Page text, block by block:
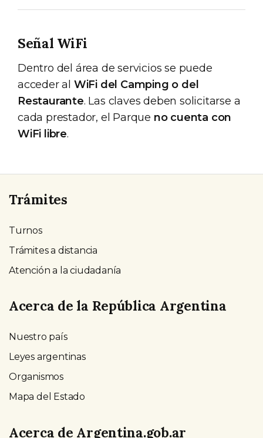
Señal WiFi
Dentro del área de servicios se puede
acceder al WiFi del Camping o del
Restaurante. Las claves deben solicitarse a
cada prestador, el Parque no cuenta con
WiFi libre.
Trámites
Turnos
Trámites a distancia
Atención a la ciudadanía
Acerca de la República Argentina
Nuestro país
Leyes argentinas
Organismos
Mapa del Estado
Acerca de Argentina.gob.ar